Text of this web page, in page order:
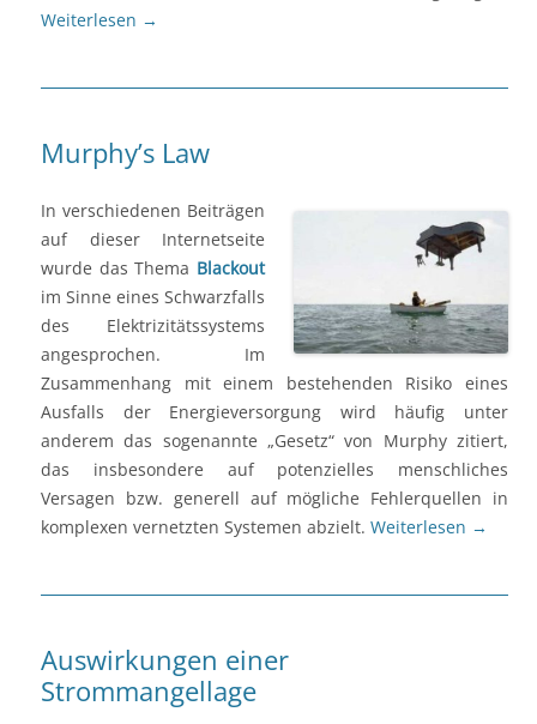
Weiterlesen →
Murphy’s Law
In verschiedenen Beiträgen
auf dieser Internetseite
wurde das Thema Blackout
im Sinne eines Schwarzfalls
des Elektrizitätssystems
angesprochen. Im
Zusammenhang mit einem bestehenden Risiko eines
Ausfalls der Energieversorgung wird häufig unter
anderem das sogenannte „Gesetz“ von Murphy zitiert,
das insbesondere auf potenzielles menschliches
Versagen bzw. generell auf mögliche Fehlerquellen in
komplexen vernetzten Systemen abzielt. Weiterlesen →
Auswirkungen einer
Strommangellage